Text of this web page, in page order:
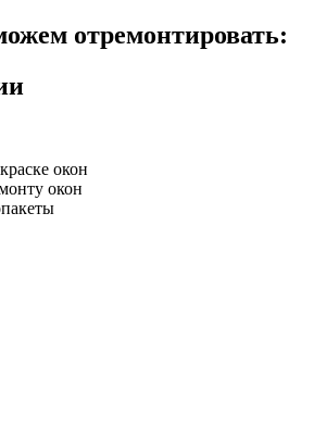
отремонтировать:
окон
окон